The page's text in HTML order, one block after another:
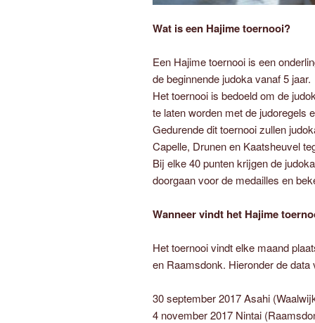
Wat is een Hajime toernooi?
Een Hajime toernooi is een
de beginnende judoka vanaf 5 jaar.
Het toernooi is bedoeld om de
te laten worden met de judoregels
Gedurende dit toernooi zullen
Capelle, Drunen en Kaatsheuvel
Bij elke 40 punten krijgen de
doorgaan voor de medailles en
Wanneer vindt het Hajime
Het toernooi vindt elke maand
en Raamsdonk. Hieronder de
30 september 2017 Asahi
4 november 2017 Nintai